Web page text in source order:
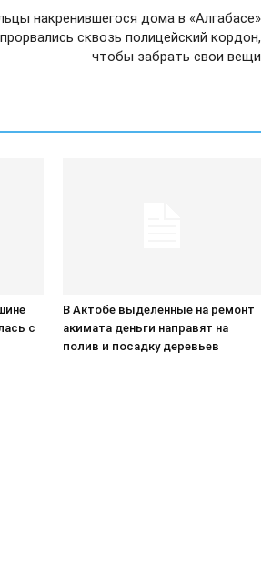
накренившегося дома в «Алгабасе»
прорвались сквозь полицейский кордон,
чтобы забрать свои вещи
с
В Актобе выделенные на ремонт
акимата деньги направят на
полив и посадку деревьев